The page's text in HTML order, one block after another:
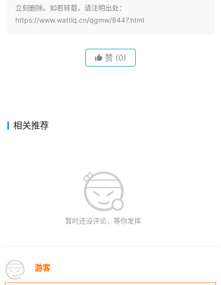
立刻删除。如若转载，请注明出处：
https://www.wattlq.cn/qgmw/8447.html
赞 (0)
相关推荐
暂时还没评论，等你发挥
游客